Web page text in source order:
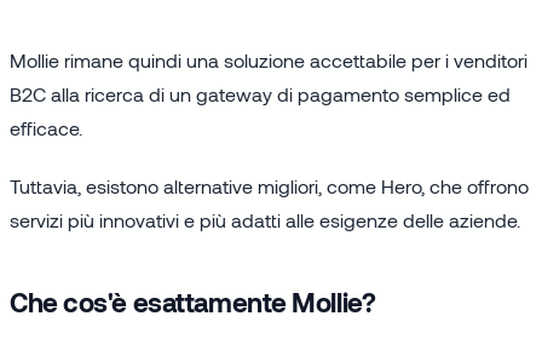
Mollie rimane quindi una soluzione accettabile per i venditori
B2C alla ricerca di un gateway di pagamento semplice ed
efficace.
Tuttavia, esistono alternative migliori, come Hero, che offrono
servizi più innovativi e più adatti alle esigenze delle aziende.
Che cos'è esattamente Mollie?